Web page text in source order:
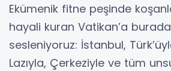
Ekümenik fitne peşinde
hayali kuran Vatikan’a
sesleniyoruz: İstanbul,
Lazıyla, Çerkeziyle ve tüm